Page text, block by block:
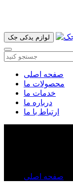
لوازم یدکی جک
صفحه اصلی
محصولات ما
خدمات ما
درباره ما
ارتباط با ما
صفحه اصلی